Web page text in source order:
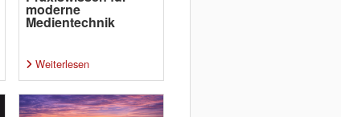
moderne
Medientechnik
Weiterlesen